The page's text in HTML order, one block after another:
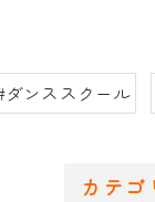
ダンススクール
カテゴ